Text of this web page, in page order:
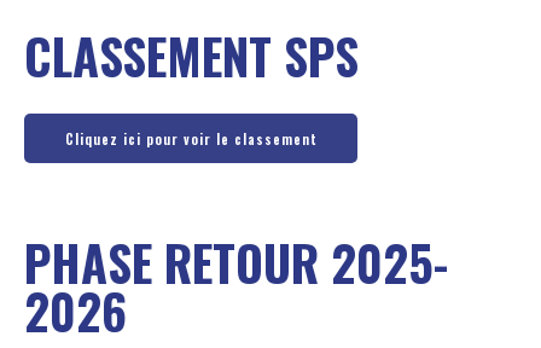
CLASSEMENT SPS
Cliquez ici pour voir le classement
PHASE RETOUR 2025-
2026